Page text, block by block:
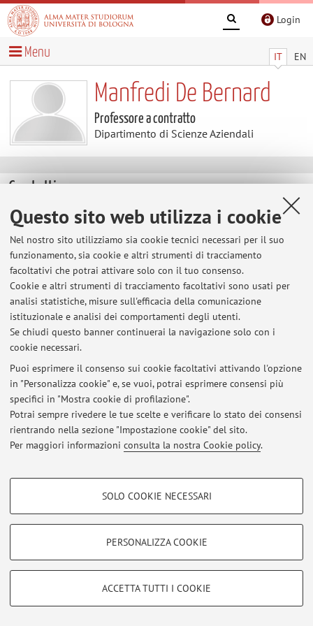
Questo sito web utilizza i cookie
Nel nostro sito utilizziamo sia cookie tecnici necessari per il suo
funzionamento, sia cookie e altri strumenti di tracciamento
facoltativi che potrai attivare solo con il tuo consenso.
Cookie e altri strumenti di tracciamento facoltativi sono usati per
analisi statistiche, misure sull'efficacia della comunicazione
istituzionale e analisi dei comportamenti degli utenti.
Se chiudi questo banner continuerai la navigazione solo con i
cookie necessari.
Puoi esprimere il consenso sui cookie facoltativi attivando l'opzione
in "Personalizza cookie" e, se vuoi, potrai esprimere consensi più
specifici in "Mostra cookie di profilazione".
Potrai sempre rivedere le tue scelte e verificare lo stato dei consensi
rientrando nella sezione "Impostazione cookie" del sito.
Per maggiori informazioni consulta la nostra Cookie policy.
COOKIE DI PROFILAZIONE - FACOLTATIVI
COOKIE TECNICI - NECESSARI
Si tratta di cookie tecnici utilizzati, a titolo esemplificativo, per il corretto
SOLO COOKIE NECESSARI
PERSONALIZZA COOKIE
ACCETTA TUTTI I COOKIE
Login
IT EN
Menu
Manfredi De Bernard
Professore a contratto
Dipartimento di Scienze Aziendali
Contatti
E-mail: manfredi.debernard2@unibo.it
Dipartimento di Scienze Aziendali
Via Capo di Lucca 34, Bologna -
Vai alla mappa
Ultimi avvisi
Al momento non sono presenti avvisi.
Area riservata
per gestire tutti i contenuti del sito.
© 2026 - ALMA MATER STUDIORUM - Università di Bologna - Via
Zamboni, 33 - 40126 Bologna - Partita IVA: 01131710376
Privacy|Note legali|Impostazioni Cookie